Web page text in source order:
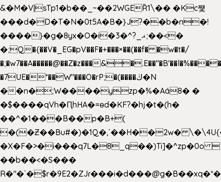
&�M�V|sTp1�b��_~��2WGEȐ1\�� �Kc쩇
���d�D�T�N�0t5A�B�}J?��b�n�!
����}�g�8yx�O�i�3�^?_ޣ;��<�
�;Q�{��V�_EG�pV��F�+���×��(��f� �w�t�/
�;�w7��A�����@��Z�z���
�7UE�*��W"���O�rP;�(����ڬ�N
��n�;W����yzp�%�Aá8� �
�$����qVh�ԤhHA�=ɵd�KF?�hj�t�(h�
��^�1���B��p�B+(
�(�Ƶ��Bu#�)�1Q�,`��H��2w�
�X�F�>�i���q7L�8_q��)Ti]�^zp�0o 
��b��<�S���